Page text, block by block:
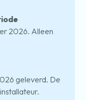
2026. Alleen
geleverd. De